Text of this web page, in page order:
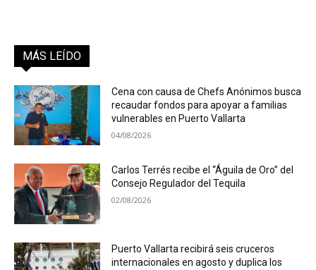
MÁS LEÍDO
Cena con causa de Chefs Anónimos busca
recaudar fondos para apoyar a familias
vulnerables en Puerto Vallarta
04/08/2026
Carlos Terrés recibe el “Águila de Oro” del
Consejo Regulador del Tequila
02/08/2026
Puerto Vallarta recibirá seis cruceros
internacionales en agosto y duplica los